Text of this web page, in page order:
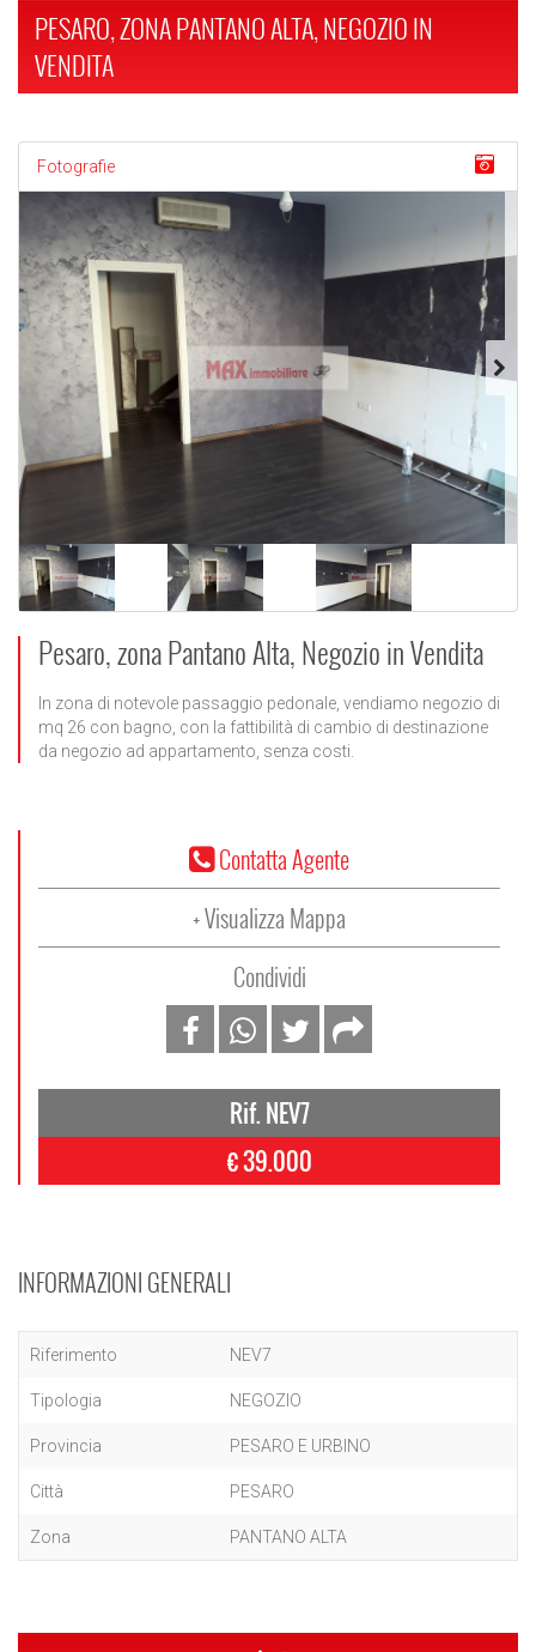
PESARO, ZONA PANTANO ALTA, NEGOZIO IN
VENDITA
Fotografie
Pesaro, zona Pantano Alta, Negozio in Vendita
In zona di notevole passaggio pedonale, vendiamo negozio di
mq 26 con bagno, con la fattibilità di cambio di destinazione
da negozio ad appartamento, senza costi.
Contatta Agente
+ Visualizza Mappa
Condividi
Rif. NEV7
€ 39.000
INFORMAZIONI GENERALI
Riferimento NEV7
Tipologia NEGOZIO
Provincia PESARO E URBINO
Città PESARO
Zona PANTANO ALTA